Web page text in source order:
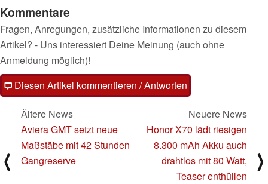
Kommentare
Fragen, Anregungen, zusätzliche Informationen zu diesem
Artikel? - Uns interessiert Deine Meinung (auch ohne
Anmeldung möglich)!
Diesen Artikel kommentieren / Antworten
⟨
Ältere News
Aviera GMT setzt neue
Maßstäbe mit 42 Stunden
Gangreserve
Neuere News
Honor X70 lädt riesigen
8.300 mAh Akku auch
drahtlos mit 80 Watt,
Teaser enthüllen
⟩